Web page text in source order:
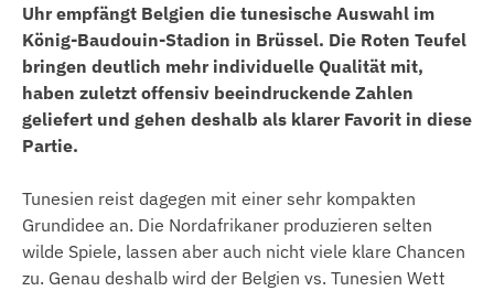
Uhr empfängt Belgien die tunesische Auswahl im
König-Baudouin-Stadion in Brüssel. Die Roten Teufel
bringen deutlich mehr individuelle Qualität mit,
haben zuletzt offensiv beeindruckende Zahlen
geliefert und gehen deshalb als klarer Favorit in diese
Partie.
Tunesien reist dagegen mit einer sehr kompakten
Grundidee an. Die Nordafrikaner produzieren selten
wilde Spiele, lassen aber auch nicht viele klare Chancen
zu. Genau deshalb wird der Belgien vs. Tunesien Wett